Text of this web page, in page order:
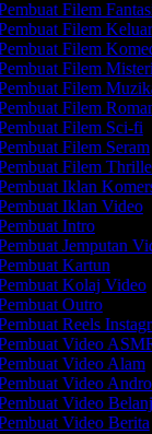
Filem Fantasi
Filem
Filem
Filem Misteri
Filem
Filem
Filem Sci-fi
Filem Seram
Filem
Iklan
Iklan Video
Intro
Jemputan
Kartun
Kolaj Video
Outro
Reels
Video
Video Alam
Video
Video
Video Berita